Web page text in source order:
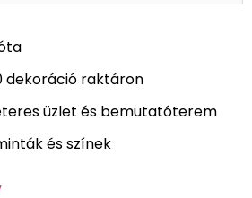
dekoráció raktáron
üzlet és bemutatóterem
és színek